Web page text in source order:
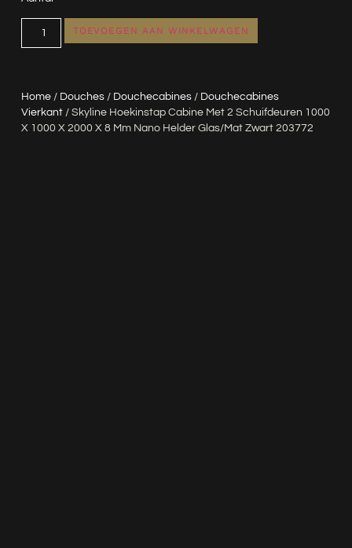
Home/ Douches/ Douchecabines/ Douchecabines
Vierkant/ Skyline Hoekinstap Cabine Met 2 Schuifdeuren 1000
X 1000 X 2000 X 8 Mm Nano Helder Glas/mat Zwart 203772
TOEVOEGEN AAN WINKELWAGEN